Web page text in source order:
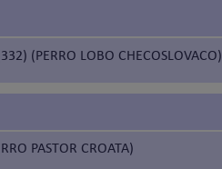
(PERRO LOBO CHECOSLOVACO)
PASTOR CROATA)